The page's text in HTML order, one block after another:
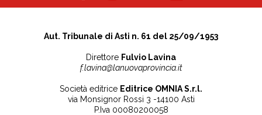
Aut. Tribunale di Asti n. 61 del 25/09/1953
Direttore Fulvio Lavina
f.lavina@lanuovaprovincia.it
Società editrice Editrice OMNIA S.r.l.
via Monsignor Rossi 3 -14100 Asti
P.Iva 00080200058